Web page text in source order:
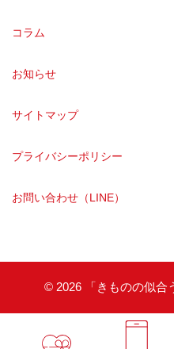
コラム
お知らせ
サイトマップ
プライバシーポリシー
お問い合わせ（LINE）
© 2026 「きものの似合